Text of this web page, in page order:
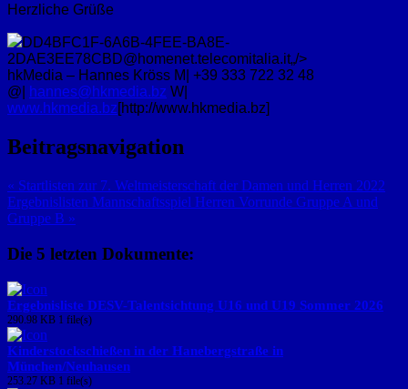
Herzliche Grüße
DD4BFC1F-6A6B-4FEE-BA8E-
2DAE3EE78CBD@homenet.telecomitalia.it„/>
hkMedia – Hannes Kröss M| +39 333 722 32 48
@|
hannes@hkmedia.bz W|
www.hkmedia.bz[http://www.hkmedia.bz]
Beitragsnavigation
« Startlisten zur 7. Weltmeisterschaft der Damen und Herren 2022
Ergebnislisten Mannschaftsspiel Herren Vorrunde Gruppe A und
Gruppe B »
Die 5 letzten Dokumente:
Ergebnisliste DESV-Talentsichtung U16 und U19 Sommer 2026
290.98 KB 1 file(s)
Kinderstockschießen in der Hanebergstraße in
München/Neuhausen
253.27 KB 1 file(s)